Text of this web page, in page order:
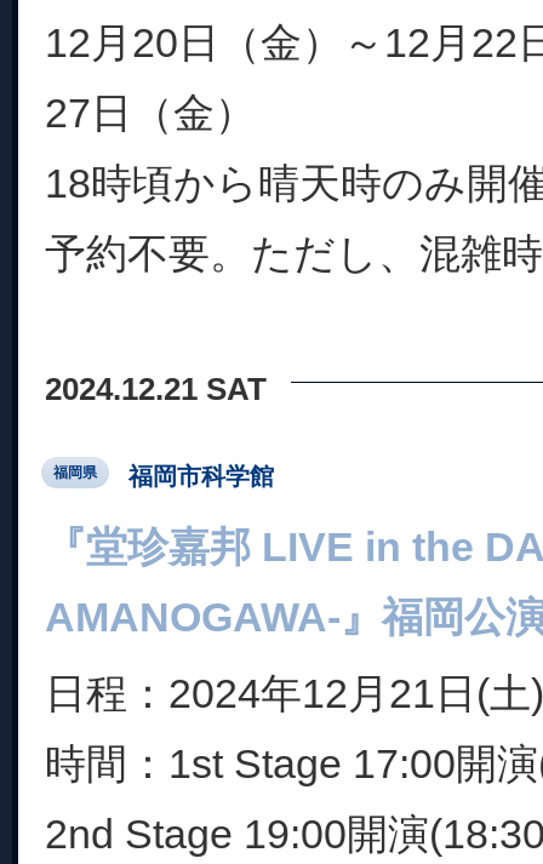
12月20日（金）～12月22
27日（金）
18時頃から晴天時のみ開
予約不要。ただし、混雑
2024.12.21 SAT
福岡県 福岡市科学館
『堂珍嘉邦 LIVE in the
AMANOGAWA-』福岡公
日程：2024年12月21日(土)
時間：1st Stage 17:00開
2nd Stage 19:00開演